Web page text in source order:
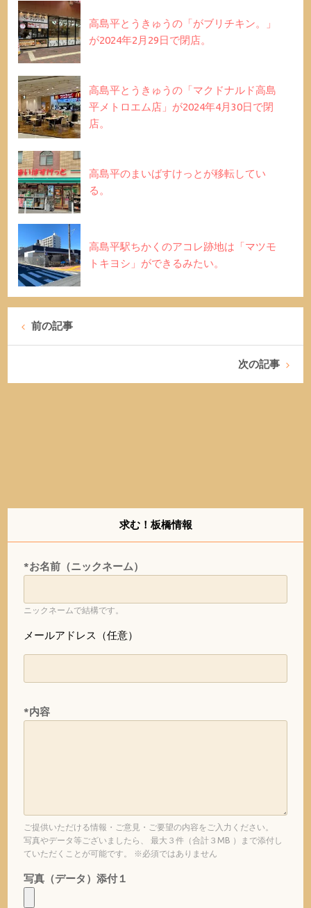
高島平とうきゅうの「がブリチキン。」
が2024年2月29日で閉店。
高島平とうきゅうの「マクドナルド高島
平メトロエム店」が2024年4月30日で閉
店。
高島平のまいばすけっとが移転してい
る。
高島平駅ちかくのアコレ跡地は「マツモ
トキヨシ」ができるみたい。
前の記事
次の記事
求む！板橋情報
*お名前（ニックネーム）
ニックネームで結構です。
メールアドレス（任意）
*内容
ご提供いただける情報・ご意見・ご要望の内容をご入力ください。
写真やデータ等ございましたら、 最大３件（合計３MB ）まで添付し
ていただくことが可能です。 ※必須ではありません
写真（データ）添付１